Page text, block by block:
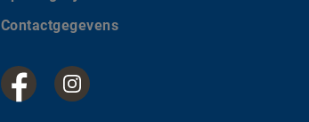
Contactgegevens